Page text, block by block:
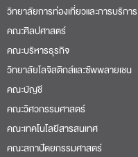
วิทยาลัยการท่องเที่ยวและการบริการ
คณะศิลปศาสตร์
คณะบริหารธุรกิจ
วิทยาลัยโลจิสติกส์และซัพพลายเชน
คณะบัญชี
คณะวิศวกรรมศาสตร์
คณะเทคโนโลยีสารสนเทศ
คณะสถาปัตยกรรมศาสตร์